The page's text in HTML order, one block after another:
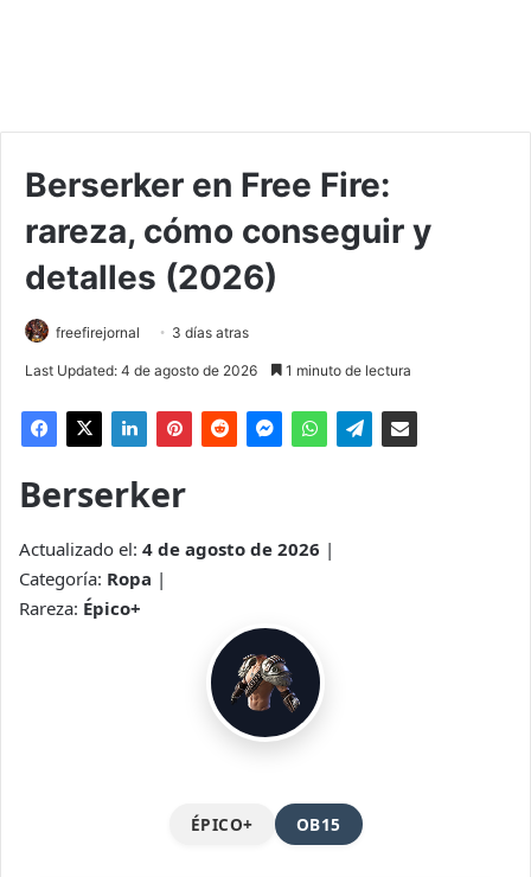
Berserker en Free Fire:
rareza, cómo conseguir y
detalles (2026)
freefirejornal 3 días atras
Last Updated: 4 de agosto de 2026 1 minuto de lectura
Berserker
Actualizado el: 4 de agosto de 2026 |
Categoría: Ropa |
Rareza: Épico+
ÉPICO+ OB15